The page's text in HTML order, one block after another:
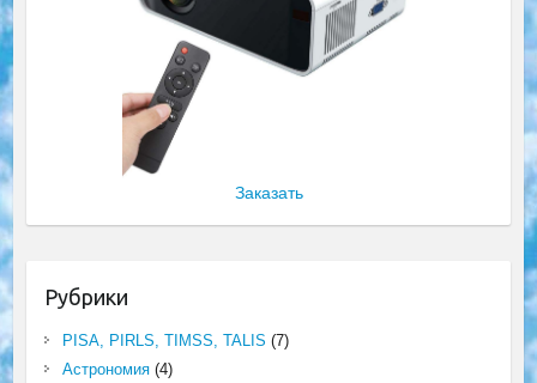
Заказать
Рубрики
PISA, PIRLS, TIMSS, TALIS (7)
Астрономия(4)